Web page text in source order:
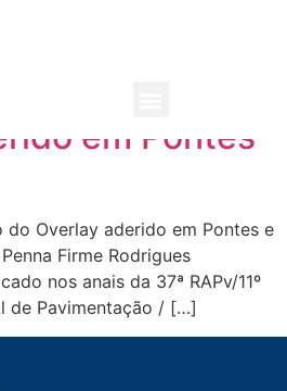
do
em Pontes
do Overlay aderido em Pontes e
Firme Rodrigues
nos anais da 37ª RAPv/11º
de Pavimentação / […]